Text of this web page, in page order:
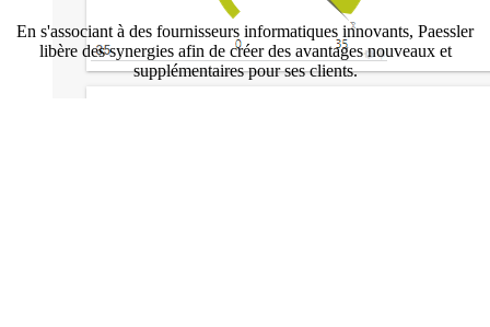
En s'associant à des fournisseurs informatiques innovants, Paessler
libère des synergies afin de créer des avantages nouveaux et
supplémentaires pour ses clients.